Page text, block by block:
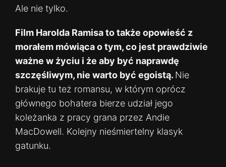
Ale nie tylko.
Film Harolda Ramisa to także opowieść z
morałem mówiąca o tym, co jest prawdziwie
ważne w życiu i że aby być naprawdę
szczęśliwym, nie warto być egoistą. Nie
brakuje tu też romansu, w którym oprócz
głównego bohatera bierze udział jego
koleżanka z pracy grana przez Andie
MacDowell. Kolejny nieśmiertelny klasyk
gatunku.